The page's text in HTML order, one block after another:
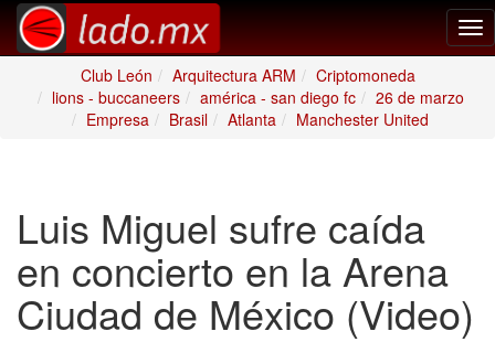
Club León
Arquitectura ARM
Criptomoneda
lions - buccaneers
américa - san diego fc
26 de marzo
Empresa
Brasil Atlanta Manchester United
Luis Miguel sufre caída
en concierto en la Arena
Ciudad de México (Video)